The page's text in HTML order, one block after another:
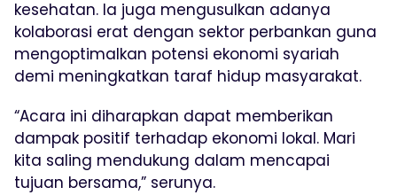
kesehatan. Ia juga mengusulkan adanya
kolaborasi erat dengan sektor perbankan guna
mengoptimalkan potensi ekonomi syariah
demi meningkatkan taraf hidup masyarakat.
“Acara ini diharapkan dapat memberikan
dampak positif terhadap ekonomi lokal. Mari
kita saling mendukung dalam mencapai
tujuan bersama,” serunya.